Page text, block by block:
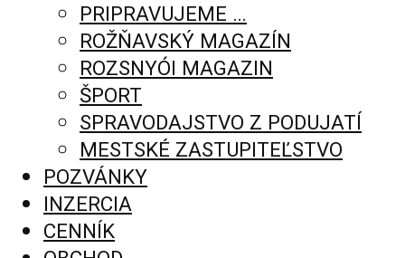
PRIPRAVUJEME …
ROŽŇAVSKÝ MAGAZÍN
ROZSNYÓI MAGAZIN
ŠPORT
SPRAVODAJSTVO Z PODUJATÍ
MESTSKÉ ZASTUPITEĽSTVO
POZVÁNKY
INZERCIA
CENNÍK